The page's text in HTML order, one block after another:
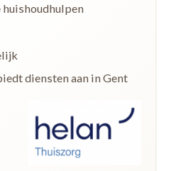
huishoudhulpen
diensten aan in Gent